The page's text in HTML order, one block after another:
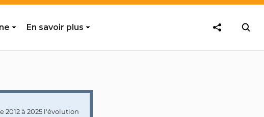
En savoir plus
à 2025 l'évolution